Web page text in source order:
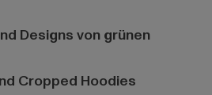
Designs von grünen
Cropped Hoodies